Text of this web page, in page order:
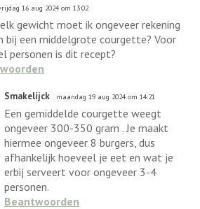
16 aug 2024 om 13:02
gewicht moet ik ongeveer rekening
bij een middelgrote courgette? Voor
personen is dit recept?
Smakelijck maandag 19 aug 2024 om 14:21
Een gemiddelde courgette weegt
ongeveer 300-350 gram . Je maakt
hiermee ongeveer 8 burgers, dus
afhankelijk hoeveel je eet en wat je
erbij serveert voor ongeveer 3-4
personen.
Beantwoorden